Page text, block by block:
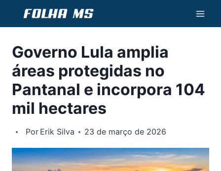
Conteúdo
Governo Lula amplia
áreas protegidas no
Pantanal e incorpora 104
mil hectares
Por Erik Silva 23 de março de 2026